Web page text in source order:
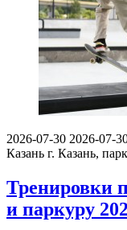
2026-07-30 2026-07-
Казань г. Казань,
Тренировки
и паркуру